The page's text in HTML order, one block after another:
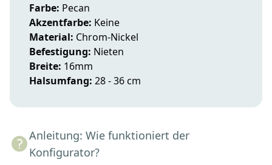
Anleitung: Wie funktioniert der
Konfigurator?
Farbe: Pecan
Akzentfarbe: Keine
Material: Chrom-Nickel
Befestigung: Nieten
Breite: 16mm
Halsumfang: 28 - 36 cm